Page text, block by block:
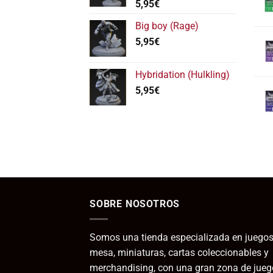
5,95€
Big boy (Rage)
5,95€
Hybridation (Hulkling)
5,95€
SOBRE NOSOTROS
Somos una tienda especializada en
mesa, miniaturas, cartas coleccionables y
merchandising, con una gran zona de